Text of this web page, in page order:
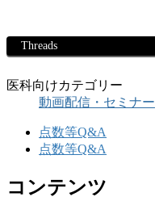
Threads
医科向けカテゴリー
動画配信・セミナー
点数等Q&A
点数等Q&A
コンテンツ